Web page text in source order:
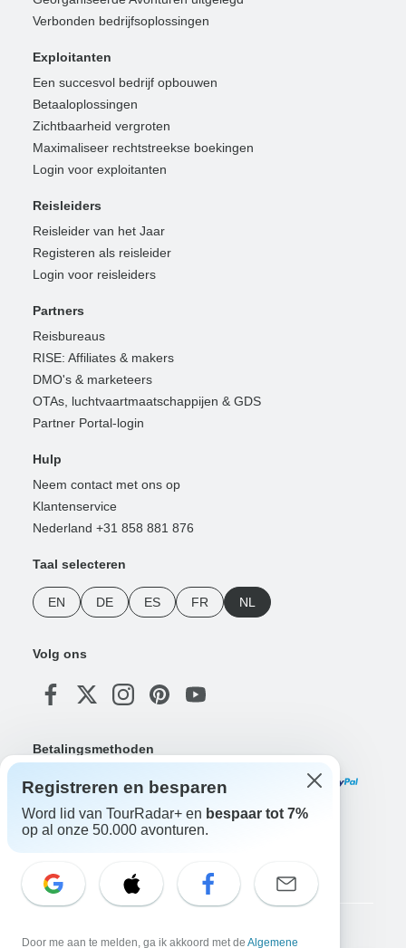
Verbonden bedrijfsoplossingen
Exploitanten
Een succesvol bedrijf opbouwen
Betaaloplossingen
Zichtbaarheid vergroten
Maximaliseer rechtstreekse boekingen
Login voor exploitanten
Reisleiders
Reisleider van het Jaar
Registeren als reisleider
Login voor reisleiders
Partners
Reisbureaus
RISE: Affiliates & makers
DMO's & marketeers
OTAs, luchtvaartmaatschappijen & GDS
Partner Portal-login
Hulp
Neem contact met ons op
Klantenservice
Nederland +31 858 881 876
Taal selecteren
EN DE ES FR NL
Volg ons
Betalingsmethoden
Registreren en besparen
Word lid van TourRadar+ en bespaar tot 7%
op al onze 50.000 avonturen.
Door me aan te melden, ga ik akkoord met de Algemene